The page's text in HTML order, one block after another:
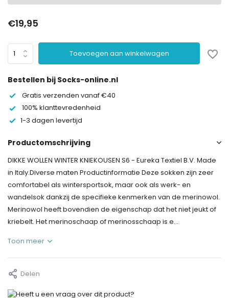
€19,95
Toevoegen aan winkelwagen
Bestellen bij Socks-online.nl
Gratis verzenden vanaf €40
100% klanttevredenheid
1-3 dagen levertijd
Productomschrijving
DIKKE WOLLEN WINTER KNIEKOUSEN S6 - Eureka Textiel B.V. Made
in Italy.Diverse maten Productinformatie Deze sokken zijn zeer
comfortabel als wintersportsok, maar ook als werk- en
wandelsok dankzij de specifieke kenmerken van de merinowol.
Merinowol heeft bovendien de eigenschap dat het niet jeukt of
kriebelt. Het merinoschaap of merinosschaap is e...
Toon meer
Delen